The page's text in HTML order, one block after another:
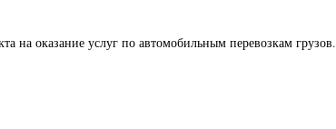
на оказание услуг по автомобильным перевозкам грузов.